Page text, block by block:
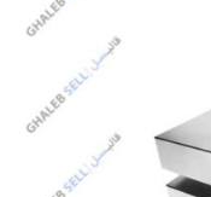
Add to
wishlist